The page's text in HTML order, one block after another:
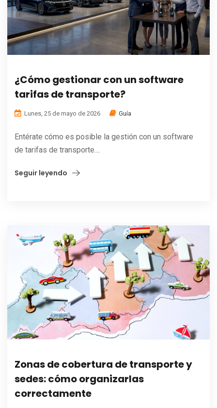
¿Cómo gestionar con un software
tarifas de transporte?
Lunes, 25 de mayo de 2026 Guía
Entérate cómo es posible la gestión con un software
de tarifas de transporte....
Seguir leyendo
Zonas de cobertura de transporte y
sedes: cómo organizarlas
correctamente